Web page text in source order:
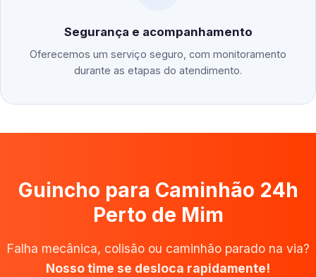
Segurança e acompanhamento
Oferecemos um serviço seguro, com monitoramento
durante as etapas do atendimento.
Guincho para Caminhão 24h
Perto de Mim
Falha mecânica, colisão ou caminhão parado na via?
Nosso time se desloca rapidamente!